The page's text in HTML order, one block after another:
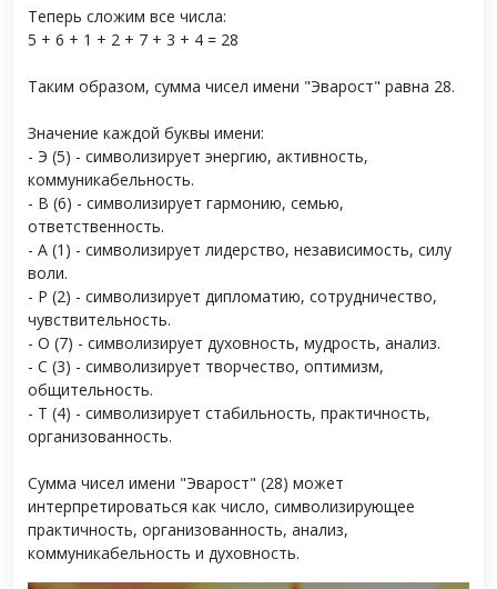
Теперь сложим все числа:
5 + 6 + 1 + 2 + 7 + 3 + 4 = 28
Таким образом, сумма чисел имени "Эварост" равна 28.
Значение каждой буквы имени:
- Э (5) - символизирует энергию, активность,
коммуникабельность.
- В (6) - символизирует гармонию, семью,
ответственность.
- А (1) - символизирует лидерство, независимость, силу
воли.
- Р (2) - символизирует дипломатию, сотрудничество,
чувствительность.
- О (7) - символизирует духовность, мудрость, анализ.
- С (3) - символизирует творчество, оптимизм,
общительность.
- Т (4) - символизирует стабильность, практичность,
организованность.
Сумма чисел имени "Эварост" (28) может
интерпретироваться как число, символизирующее
практичность, организованность, анализ,
коммуникабельность и духовность.